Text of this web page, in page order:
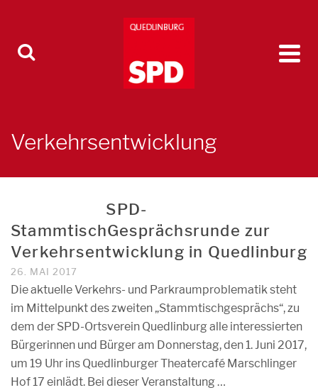
Verkehrsentwicklung
SPD-
StammtischGesprächsrunde zur
Verkehrsentwicklung in Quedlinburg
26. MAI 2017
Die aktuelle Verkehrs- und Parkraumproblematik steht
im Mittelpunkt des zweiten „Stammtischgesprächs“, zu
dem der SPD-Ortsverein Quedlinburg alle interessierten
Bürgerinnen und Bürger am Donnerstag, den 1. Juni 2017,
um 19 Uhr ins Quedlinburger Theatercafé Marschlinger
Hof 17 einlädt. Bei dieser Veranstaltung …